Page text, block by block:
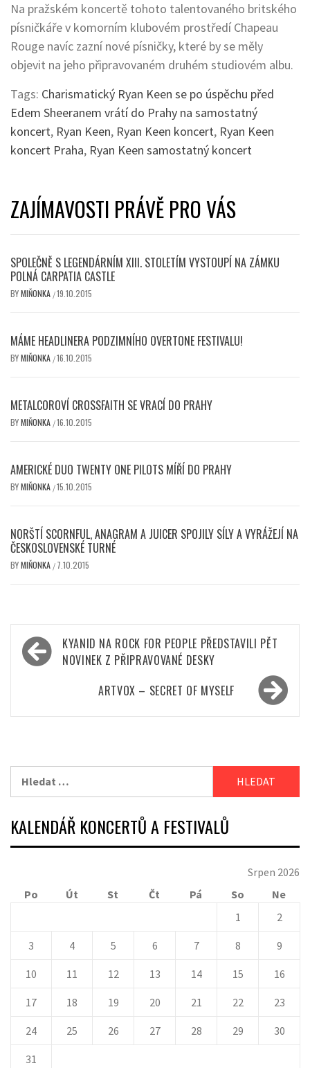
Na pražském koncertě tohoto talentovaného britského
písničkáře v komorním klubovém prostředí Chapeau
Rouge navíc zazní nové písničky, které by se měly
objevit na jeho připravovaném druhém studiovém albu.
Tags: Charismatický Ryan Keen se po úspěchu před
Edem Sheeranem vrátí do Prahy na samostatný
koncert, Ryan Keen, Ryan Keen koncert, Ryan Keen
koncert Praha, Ryan Keen samostatný koncert
ZAJÍMAVOSTI PRÁVĚ PRO VÁS
SPOLEČNĚ S LEGENDÁRNÍM XIII. STOLETÍM VYSTOUPÍ NA ZÁMKU
POLNÁ CARPATIA CASTLE
BYMIŇONKA /19.10.2015
MÁME HEADLINERA PODZIMNÍHO OVERTONE FESTIVALU!
BYMIŇONKA /16.10.2015
METALCOROVÍ CROSSFAITH SE VRACÍ DO PRAHY
BYMIŇONKA /16.10.2015
AMERICKÉ DUO TWENTY ONE PILOTS MÍŘÍ DO PRAHY
BYMIŇONKA /15.10.2015
NORŠTÍ SCORNFUL, ANAGRAM A JUICER SPOJILY SÍLY A VYRÁŽEJÍ NA
ČESKOSLOVENSKÉ TURNÉ
BYMIŇONKA / 7.10.2015
Navigace
pro
KYANID NA ROCK FOR PEOPLE PŘEDSTAVILI PĚT
NOVINEK Z PŘIPRAVOVANÉ DESKY
ARTVOX – SECRET OF MYSELF
KALENDÁŘ KONCERTŮ A FESTIVALŮ
Srpen 2026
Po
Út St Čt Pá So
Ne
1
2
3 4 5 6 7 8 9
10 11 12 13 14 15 16
17 18 19 20 21 22 23
24 25 26 27 28 29 30
31